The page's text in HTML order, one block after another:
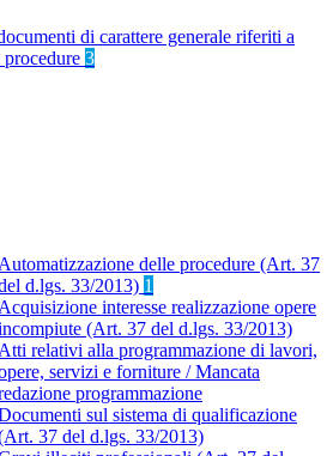
di carattere generale riferiti a
procedure 3
Automatizzazione delle procedure (Art. 37
d.lgs. 33/2013) 1
Acquisizione interesse realizzazione opere
(Art. 37 del d.lgs. 33/2013)
Atti relativi alla programmazione di lavori,
servizi e forniture / Mancata
programmazione
sul sistema di qualificazione
37 del d.lgs. 33/2013)